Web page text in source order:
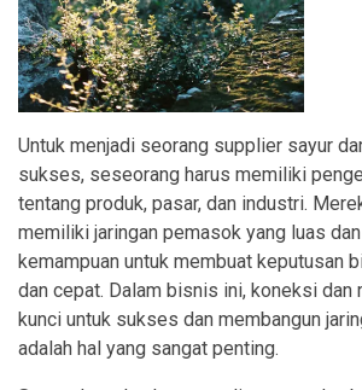
Untuk menjadi seorang supplier sayur
sukses, seseorang harus memiliki
tentang produk, pasar, dan industri.
memiliki jaringan pemasok yang luas
kemampuan untuk membuat keputusan
dan cepat. Dalam bisnis ini, koneksi dan
kunci untuk sukses dan membangun
adalah hal yang sangat penting.